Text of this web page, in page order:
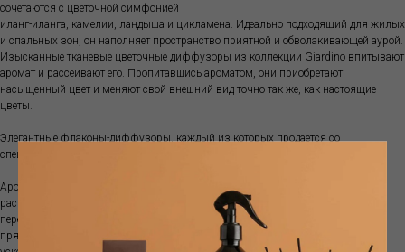
сочетаются с цветочной симфонией
иланг-иланга, камелии, ландыша и цикламена. Идеально подходящий для жилых
и спальных зон, он наполняет пространство приятной и обволакивающей аурой.
Изысканные тканевые цветочные диффузоры из коллекции Giardino впитывают
аромат и рассеивают его. Пропитавшись ароматом, они приобретают
насыщенный цвет и меняют свой внешний вид точно так же, как настоящие
цветы.
Элегантные флаконы-диффузоры, каждый из которых продается со
специальным цветком, доступны в 3 форматах: 500 мл, 200 мл и 100 мл.
Ароматы лучше располагать в центре помещения , чтобы аромат
распространялся равномерно. Обычно рекомендуется ставить диффузор на
пересечении воздушных потоков. Диффузор не рекомендуются ставить на
прямой солнечный свет или ставить рядом с источниками тепла, так как